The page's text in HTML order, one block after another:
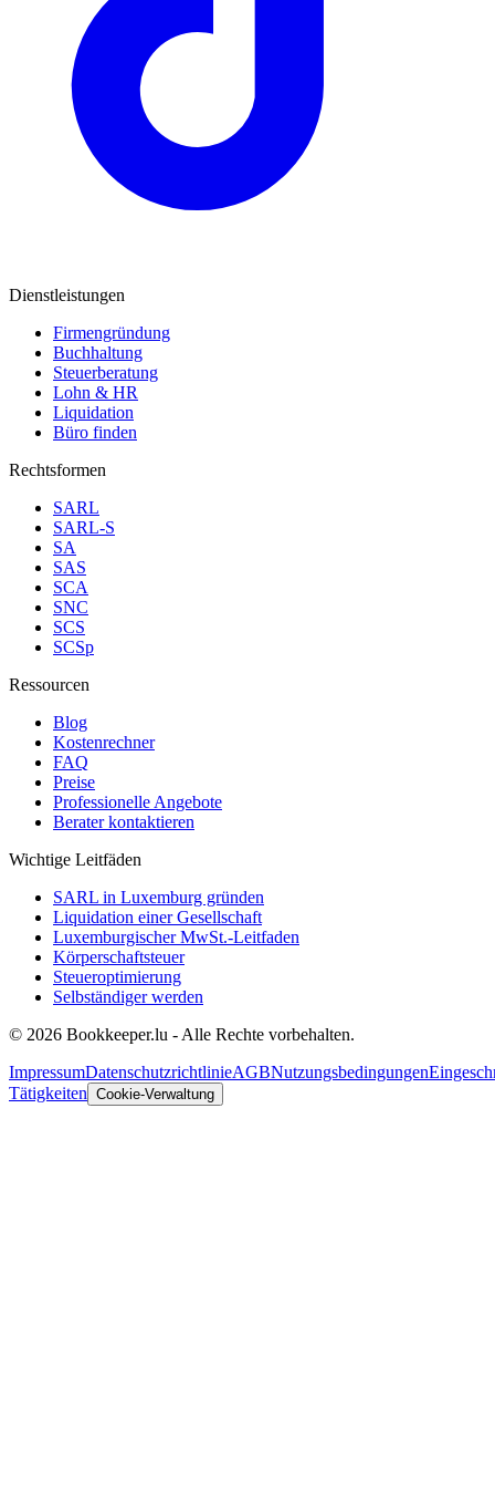
Dienstleistungen
Firmengründung
Buchhaltung
Steuerberatung
Lohn & HR
Liquidation
Büro finden
Rechtsformen
SARL
SARL-S
SA
SAS
SCA
SNC
SCS
SCSp
Ressourcen
Blog
Kostenrechner
FAQ
Preise
Professionelle Angebote
Berater kontaktieren
Wichtige Leitfäden
SARL in Luxemburg gründen
Liquidation einer Gesellschaft
Luxemburgischer MwSt.-Leitfaden
Körperschaftsteuer
Steueroptimierung
Selbständiger werden
© 2026 Bookkeeper.lu - Alle Rechte vorbehalten.
ImpressumDatenschutzrichtlinieAGBNutzungsbedingungen
Tätigkeiten Cookie-Verwaltung